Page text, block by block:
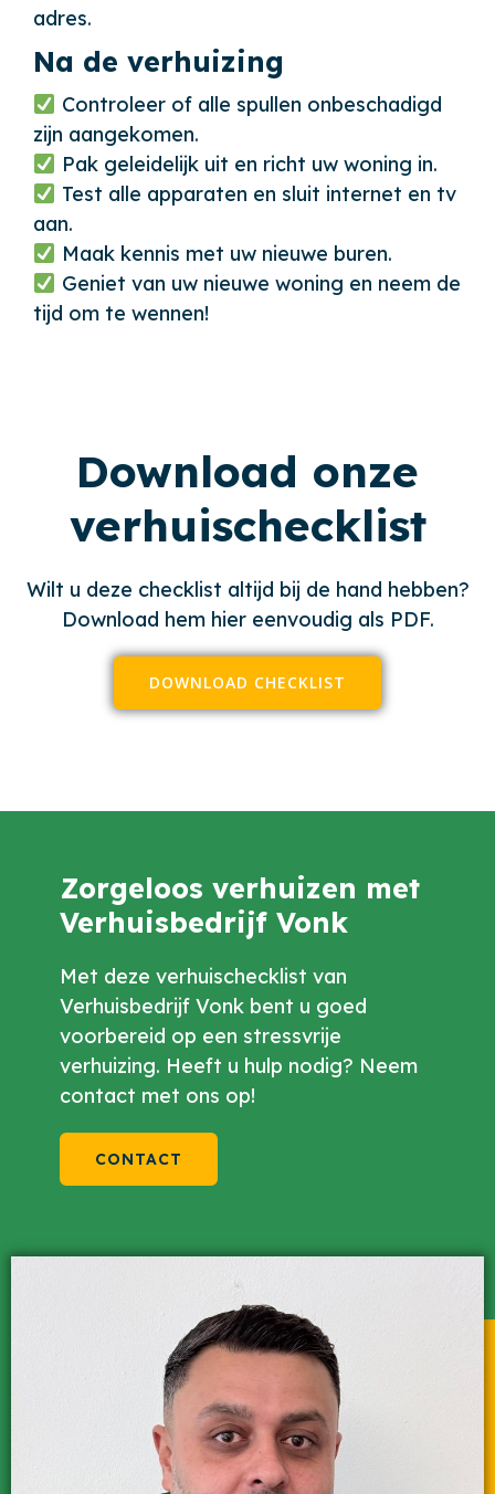
adres.
Na de verhuizing
Controleer of alle spullen onbeschadigd
zijn aangekomen.
Pak geleidelijk uit en richt uw woning in.
Test alle apparaten en sluit internet en tv
aan.
Maak kennis met uw nieuwe buren.
Geniet van uw nieuwe woning en neem de
tijd om te wennen!
Download onze
verhuischecklist
Wilt u deze checklist altijd bij de hand hebben?
Download hem hier eenvoudig als PDF.
DOWNLOAD CHECKLIST
Zorgeloos verhuizen met
Verhuisbedrijf Vonk
Met deze verhuischecklist van
Verhuisbedrijf Vonk bent u goed
voorbereid op een stressvrije
verhuizing. Heeft u hulp nodig? Neem
contact met ons op!
CONTACT